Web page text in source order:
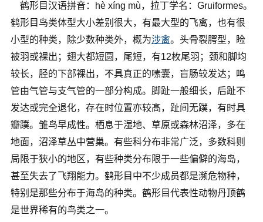
鹤形目汉语拼音：hè xíng mù，拉丁学名：Gruiformes。
鹤形目鸟类体型大小差别很大，有最大型的飞禽，也有很
小型的种类，除少数种类外，概为涉禽。头骨裂腭型，睑
被羽或裸出；翅大都短圆，尾短，有12枚尾羽；颈和脚均
较长，胫的下部裸出，不具真正的嗉囊，盲肠较发达；鸣
管由气管与支气管的一部分构成。脚趾一般细长，后趾不
发达或完全退化，存在时位置亦较髙，趾间无蹼，有时具
瓣蹼。雏鸟早成性。栖息于湿地、草原或森林沼泽，多在
地面，沼泽草丛中营巢。有些科分布非常广泛，多数科则
局限于狭小的地区，有些种类分布限于一些偏僻的海岛，
甚至失去了飞翔能力。鹤形目中不少成员都是濒危物种，
特别是那些分布于海岛的种类。鹤形目代表性动物丹顶鹤
是世界稀有的鸟类之一。